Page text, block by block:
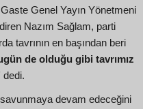
Genel Yayın Yönetmeni
Nazım Sağlam, parti
tavrının en başından beri
de olduğu gibi tavrımız
dedi.
devam edeceğini